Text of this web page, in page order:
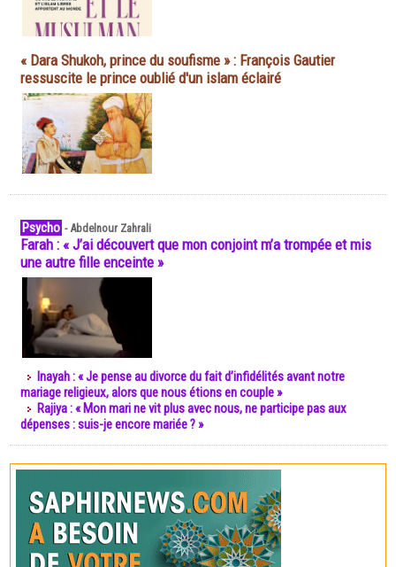
« Dara Shukoh, prince du soufisme » : François Gautier
ressuscite le prince oublié d'un islam éclairé
Psycho -Abdelnour Zahrali
Farah : « J’ai découvert que mon conjoint m’a trompée et mis
une autre fille enceinte »
Inayah : « Je pense au divorce du fait d’infidélités avant notre
mariage religieux, alors que nous étions en couple »
Rajiya : « Mon mari ne vit plus avec nous, ne participe pas aux
dépenses : suis-je encore mariée ? »